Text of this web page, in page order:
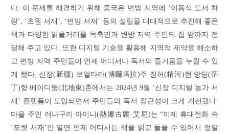
다. 이 문제를 해결하기 위해 중국은 변방 지역에 ‘이동식 도서 차
량’, ‘초원 서재’, ‘변방 서재’ 등의 설립을 대대적으로 추진해 좋은
책과 다양한 읽을거리를 목축민과 변방 지역 주민의 집 앞까지 전
달해 주고 있다. 또한 디지털 기술을 활용해 지역적 제약을 해소하
고 변방 지역 주민들이 언제 어디서나 독서의 즐거움을 누릴 수 있
게 했다. 신장(新疆) 보얼타라(博爾塔拉)주 징허(精河)현 망딩(茫
丁)향 베이디둥(北地東)촌에서는 2024년 9월 ‘신장 디지털 농가 서
재’ 플랫폼이 도입되면서 주민들의 독서 접근성이 크게 개선됐다.
마을 주민 러나구리 아이니(熱娜古麗·艾尼)는 “이제 휴대전화 속
‘포켓 서재’만 열면 언제 어디서든 책을 읽고 들을 수 있어서 정말